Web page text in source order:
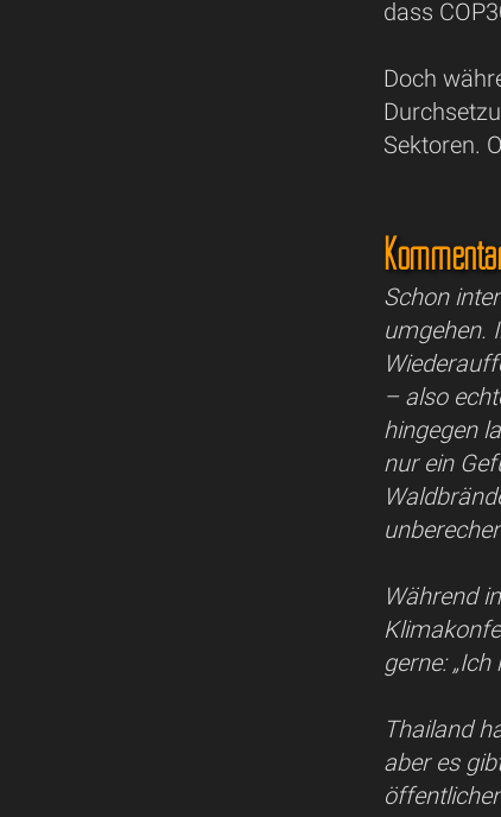
dass
Doch
Sektoren.
Schon
umgehen.
– also
hingegen
nur ein
Während
gerne:
Thailand
aber es